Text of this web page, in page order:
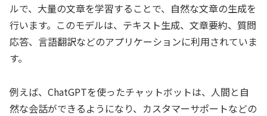
ルで、大量の文章を学習することで、自然な文章の生成を
行います。このモデルは、テキスト生成、文章要約、質問
応答、言語翻訳などのアプリケーションに利用されていま
す。
例えば、ChatGPTを使ったチャットボットは、人間と自
然な会話ができるようになり、カスタマーサポートなどの